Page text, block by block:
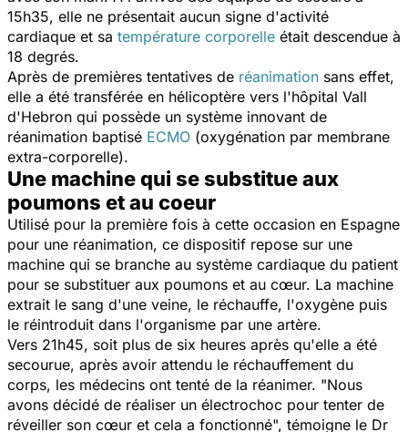
15h35, elle ne présentait aucun signe d'activité
cardiaque et sa température corporelle était descendue à
18 degrés.
Après de premières tentatives de réanimation sans effet,
elle a été transférée en hélicoptère vers l'hôpital Vall
d'Hebron qui possède un système innovant de
réanimation baptisé ECMO (oxygénation par membrane
extra-corporelle).
Une machine qui se substitue aux
poumons et au coeur
Utilisé pour la première fois à cette occasion en Espagne
pour une réanimation, ce dispositif repose sur une
machine qui se branche au système cardiaque du patient
pour se substituer aux poumons et au cœur. La machine
extrait le sang d'une veine, le réchauffe, l'oxygène puis
le réintroduit dans l'organisme par une artère.
Vers 21h45, soit plus de six heures après qu'elle a été
secourue, après avoir attendu le réchauffement du
corps, les médecins ont tenté de la réanimer. "Nous
avons décidé de réaliser un électrochoc pour tenter de
réveiller son cœur et cela a fonctionné", témoigne le Dr